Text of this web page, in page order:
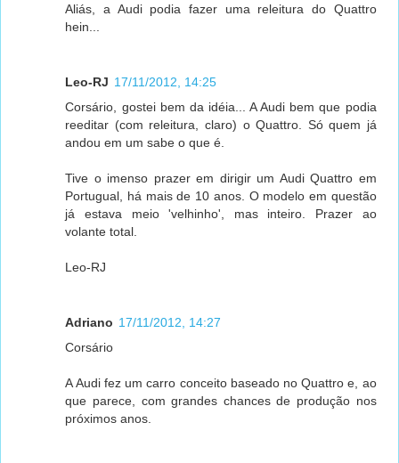
Aliás, a Audi podia fazer uma releitura do Quattro
hein...
Leo-RJ 17/11/2012, 14:25
Corsário, gostei bem da idéia... A Audi bem que podia
reeditar (com releitura, claro) o Quattro. Só quem já
andou em um sabe o que é.
Tive o imenso prazer em dirigir um Audi Quattro em
Portugual, há mais de 10 anos. O modelo em questão
já estava meio 'velhinho', mas inteiro. Prazer ao
volante total.
Leo-RJ
Adriano 17/11/2012, 14:27
Corsário
A Audi fez um carro conceito baseado no Quattro e, ao
que parece, com grandes chances de produção nos
próximos anos.